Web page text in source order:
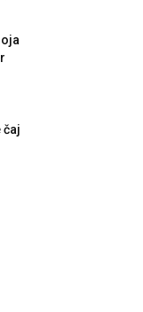
čaj